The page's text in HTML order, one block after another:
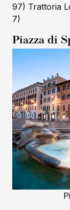
97) Trattoria
7)
Piazza di